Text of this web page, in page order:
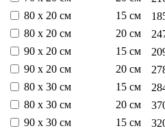
80 х 20 см
15 см
80 х 20 см
20 см
90 х 20 см
15 см
90 х 20 см
20 см
80 х 30 см
15 см
80 х 30 см
20 см
90 х 30 см
15 см